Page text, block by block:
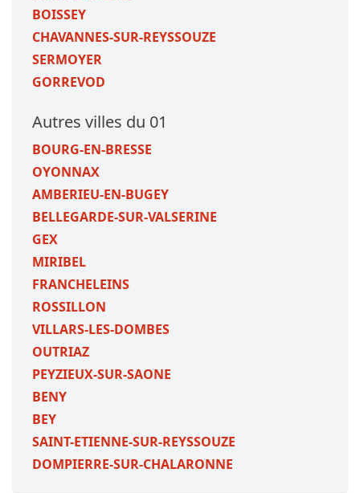
BOISSEY
CHAVANNES-SUR-REYSSOUZE
SERMOYER
GORREVOD
Autres villes du 01
BOURG-EN-BRESSE
OYONNAX
AMBERIEU-EN-BUGEY
BELLEGARDE-SUR-VALSERINE
GEX
MIRIBEL
FRANCHELEINS
ROSSILLON
VILLARS-LES-DOMBES
OUTRIAZ
PEYZIEUX-SUR-SAONE
BENY
BEY
SAINT-ETIENNE-SUR-REYSSOUZE
DOMPIERRE-SUR-CHALARONNE